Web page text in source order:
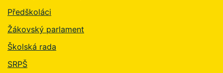
Předškoláci
Žákovský parlament
Školská rada
SRPŠ